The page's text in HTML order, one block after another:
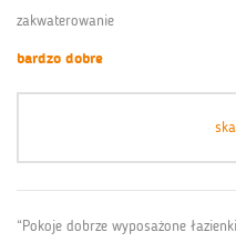
zakwaterowanie
bardzo dobre
“Pokoje dobrze wyposażone